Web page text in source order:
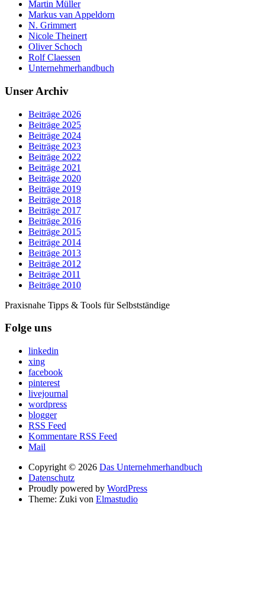
Martin Müller
Markus van Appeldorn
N. Grimmert
Nicole Theinert
Oliver Schoch
Rolf Claessen
Unternehmerhandbuch
Unser Archiv
Beiträge 2026
Beiträge 2025
Beiträge 2024
Beiträge 2023
Beiträge 2022
Beiträge 2021
Beiträge 2020
Beiträge 2019
Beiträge 2018
Beiträge 2017
Beiträge 2016
Beiträge 2015
Beiträge 2014
Beiträge 2013
Beiträge 2012
Beiträge 2011
Beiträge 2010
Praxisnahe Tipps & Tools für Selbstständige
Folge uns
linkedin
xing
facebook
pinterest
livejournal
wordpress
blogger
RSS Feed
Kommentare RSS Feed
Mail
Copyright © 2026 Das Unternehmerhandbuch
Datenschutz
Proudly powered by WordPress
Theme: Zuki von Elmastudio